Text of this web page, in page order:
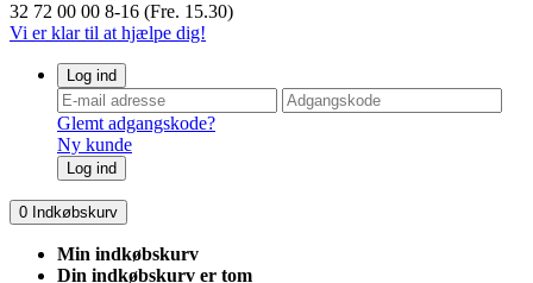
32 72 00 00 8-16 (Fre. 15.30)
Vi er klar til at hjælpe dig!
Log ind
Glemt adgangskode?
Ny kunde
Log ind
0 Indkøbskurv
Min indkøbskurv
Din indkøbskurv er tom